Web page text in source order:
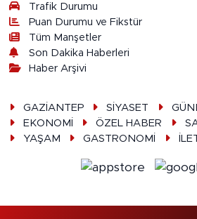
Trafik Durumu
Puan Durumu ve Fikstür
Tüm Manşetler
Son Dakika Haberleri
Haber Arşivi
GAZİANTEP SİYASET
EKONOMİ
ÖZEL HABER
YAŞAM
GASTRONOMİ